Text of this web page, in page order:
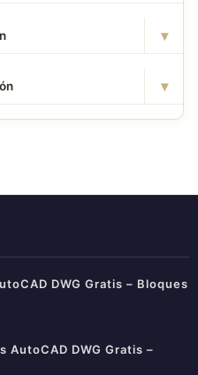
▾
▾
DWG Gratis – Bloques
AutoCAD DWG Gratis –